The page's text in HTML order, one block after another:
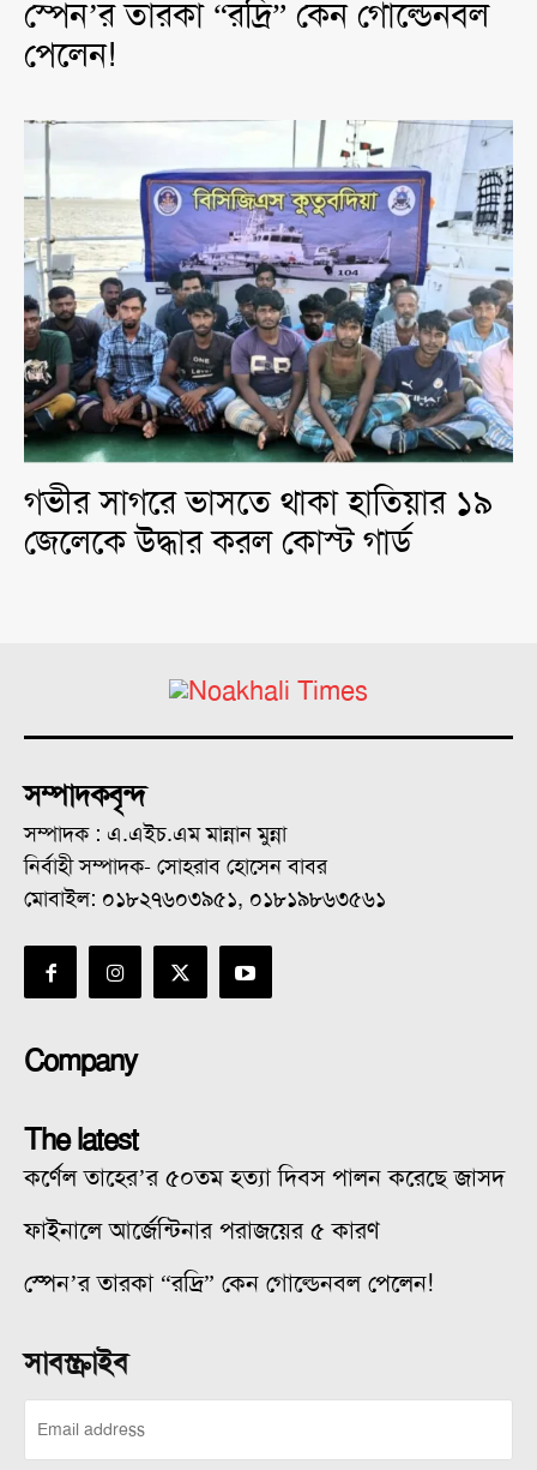
স্পেন’র তারকা “রদ্রি” কেন গোল্ডেনবল
পেলেন!
গভীর সাগরে ভাসতে থাকা হাতিয়ার ১৯
জেলেকে উদ্ধার করল কোস্ট গার্ড
সম্পাদকবৃন্দ
সম্পাদক : এ.এইচ.এম মান্নান মুন্না
নির্বাহী সম্পাদক- সোহরাব হোসেন বাবর
মোবাইল: ০১৮২৭৬০৩৯৫১, ০১৮১৯৮৬৩৫৬১
Company
The latest
কর্ণেল তাহের’র ৫০তম হত্যা দিবস পালন করেছে জাসদ
ফাইনালে আর্জেন্টিনার পরাজয়ের ৫ কারণ
স্পেন’র তারকা “রদ্রি” কেন গোল্ডেনবল পেলেন!
সাবস্ক্রাইব